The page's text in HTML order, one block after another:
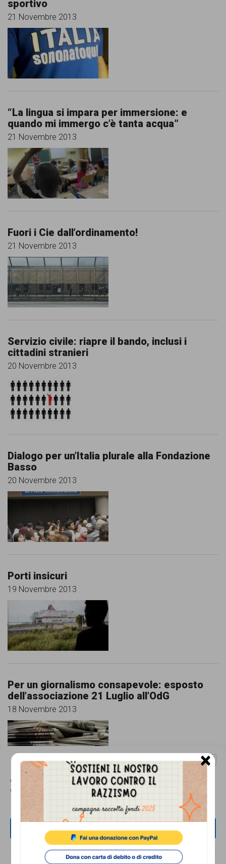
Gestisci Consenso Cookie
Questo sito fa uso di cookie, anche di terze parti, ma non utilizza alcun cookie
di profilazione.
ACCETTA
NEGA
sportivo
21 Novembre 2013
“La lingua si impara per immersione: e
quando mi immergo c’è tanta acqua”
21 Novembre 2013
Fuori i Cie dall’ordinamento!
21 Novembre 2013
Servizio civile: riapre il bando, inclusi i
cittadini stranieri
20 Novembre 2013
Dialogo per un’Italia plurale alla Fondazione
Basso
20 Novembre 2013
Porti insicuri
19 Novembre 2013
Per un giornalismo consapevole: esposto
dell’associazione 21 Luglio all’OdG
18 Novembre 2013
18 Novembre 2013
×